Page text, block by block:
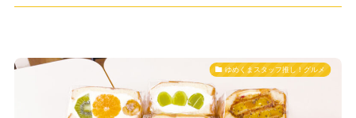
ゆめくまスタッフ推し！グルメ